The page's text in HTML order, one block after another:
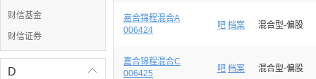
财信基金
财信证券

D
嘉合锦程混合A
006424
吧 档案 混合型-偏股
嘉合锦程混合C
006425
吧 档案 混合型-偏股